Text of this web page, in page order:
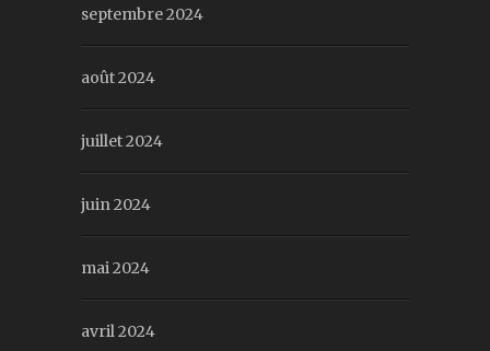
septembre 2024
août 2024
juillet 2024
juin 2024
mai 2024
avril 2024